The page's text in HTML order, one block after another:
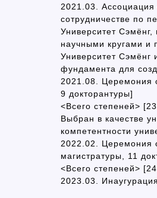
2021.03. Ассоциация
сотрудничестве по
Университет
научными кругами и
Университет Сэмёнг
фундамента для
2021.08. Церемония
9 докторантуры]
<Всего степеней>
Выбран в качестве
компетентности
2022.02. Церемония
магистратуры, 11
<Всего степеней>
2023.03.